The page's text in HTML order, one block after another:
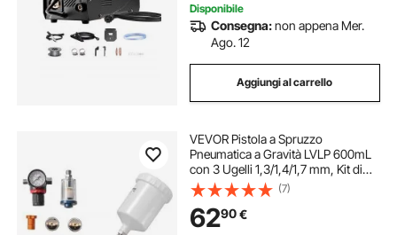
Disponibile
Consegna:non appena Mer.
Ago. 12
Aggiungi al carrello
VEVOR Pistola a Spruzzo
Pneumatica a Gravità LVLP 600mL
con 3 Ugelli 1,3/1,4/1,7 mm, Kit di
Spruzzatore ad Aria Compressa,
Pistola per Verniciatura Pneumatica
LVLP per Auto, Pareti
(7)
6290€